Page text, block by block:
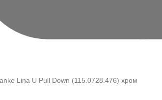
Lina U Pull Down (115.0728.476) хром